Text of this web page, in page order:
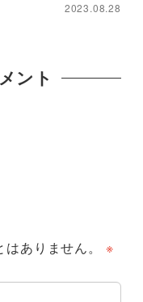
2023.08.28
ント
ありません。
※